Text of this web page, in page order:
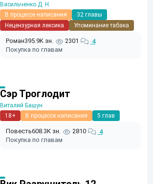
Васильченко Д. Н.
В процессе написания
32 главы
Нецензурная лексика
Упоминание табака
Роман395.9K зн. 2301
4
Покупка по главам
Сэр Троглодит
Виталий Башун
18+
В процессе написания 5 глав
Повесть608.3K зн. 2810
4
Покупка по главам